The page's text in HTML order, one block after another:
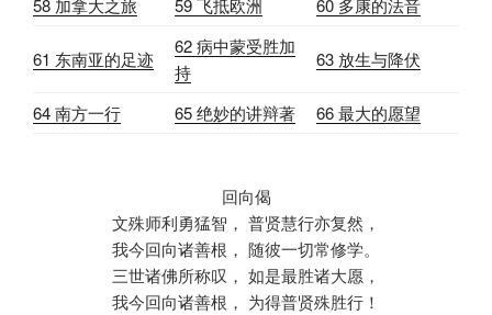
58 加拿大之旅 59 飞抵欧洲 60 多康的法音
61 东南亚的足迹
62 病中蒙受胜加
持
63 放生与降伏
64 南方一行 65 绝妙的讲辩著 66 最大的愿望
回向偈
文殊师利勇猛智， 普贤慧行亦复然，
我今回向诸善根， 随彼一切常修学。
三世诸佛所称叹， 如是最胜诸大愿，
我今回向诸善根， 为得普贤殊胜行！